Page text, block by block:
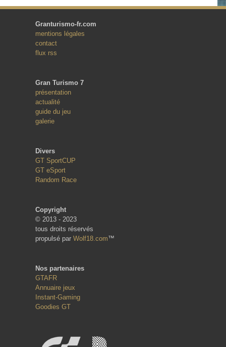
Granturismo-fr.com
mentions légales
contact
flux rss
Gran Turismo 7
présentation
actualité
guide du jeu
galerie
Divers
GT SportCUP
GT eSport
Random Race
Copyright
© 2013 - 2023
tous droits réservés
propulsé par Wolf18.com™
Nos partenaires
GTAFR
Annuaire jeux
Instant-Gaming
Goodies GT